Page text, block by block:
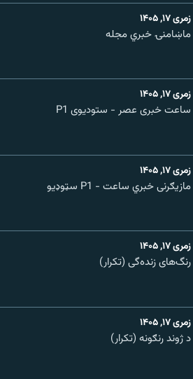
زمری ۱۷, ۱۴۰۵
ماښامنۍ خبري مجله
زمری ۱۷, ۱۴۰۵
ساعت خبری عصر - ستودیوی P1
زمری ۱۷, ۱۴۰۵
مازیګرنی خبري ساعت - P1 سټوډیو
زمری ۱۷, ۱۴۰۵
رنگ‌های زنده‌گی (تکرار)
زمری ۱۷, ۱۴۰۵
د ژوند رنګونه (تکرار)